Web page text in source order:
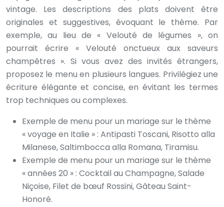
vintage. Les descriptions des plats doivent être
originales et suggestives, évoquant le thème. Par
exemple, au lieu de « Velouté de légumes », on
pourrait écrire « Velouté onctueux aux saveurs
champêtres ». Si vous avez des invités étrangers,
proposez le menu en plusieurs langues. Privilégiez une
écriture élégante et concise, en évitant les termes
trop techniques ou complexes.
Exemple de menu pour un mariage sur le thème
« voyage en Italie » : Antipasti Toscani, Risotto alla
Milanese, Saltimbocca alla Romana, Tiramisu.
Exemple de menu pour un mariage sur le thème
« années 20 » : Cocktail au Champagne, Salade
Niçoise, Filet de bœuf Rossini, Gâteau Saint-
Honoré.